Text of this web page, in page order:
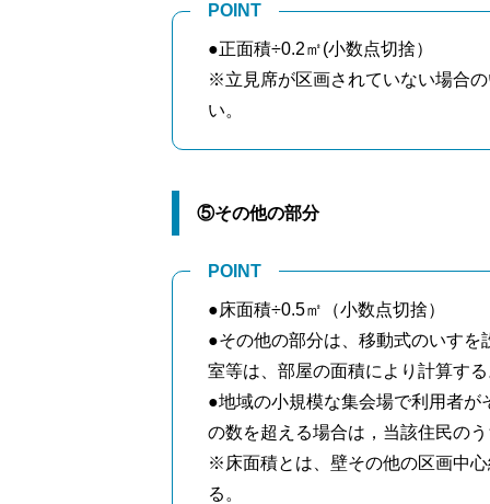
POINT
●正面積÷0.2㎡(小数点切捨）
※立見席が区画されていない場合
い。
⑤その他の部分
POINT
●床面積÷0.5㎡（小数点切捨）
●その他の部分は、移動式のいす
室等は、部屋の面積により計算す
●地域の小規模な集会場で利用者
の数を超える場合は，当該住民の
※床面積とは、壁その他の区画中
る。